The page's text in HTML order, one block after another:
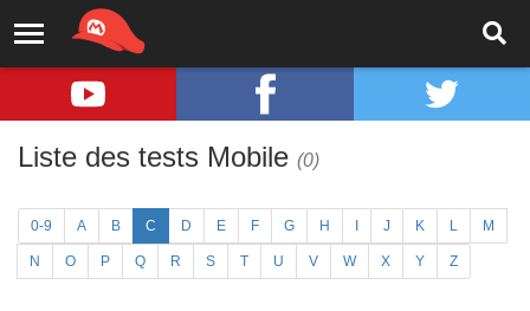
Liste des tests Mobile (0)
0-9 A B C D E F G H J K L M
N O P Q R S T U V W X Y Z